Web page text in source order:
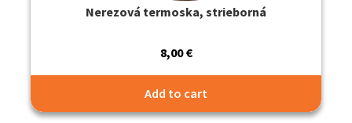
Nerezová termoska, strieborná
8,00€
Add to cart